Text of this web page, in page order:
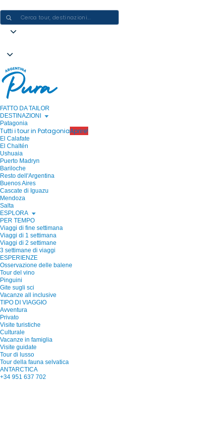
FATTO DA TAILOR
DESTINAZIONI
Patagonia
Tutti i tour in PatagoniaAprire!
El Calafate
El Chaltén
Ushuaia
Puerto Madryn
Bariloche
Resto dell'Argentina
Buenos Aires
Cascate di Iguazu
Mendoza
Salta
ESPLORA
PER TEMPO
Viaggi di fine settimana
Viaggi di 1 settimana
Viaggi di 2 settimane
3 settimane di viaggi
ESPERIENZE
Osservazione delle balene
Tour del vino
Pinguini
Gite sugli sci
Vacanze all inclusive
TIPO DI VIAGGIO
Avventura
Privato
Visite turistiche
Culturale
Vacanze in famiglia
Visite guidate
Tour di lusso
Tour della fauna selvatica
ANTARCTICA
+34 951 637 702